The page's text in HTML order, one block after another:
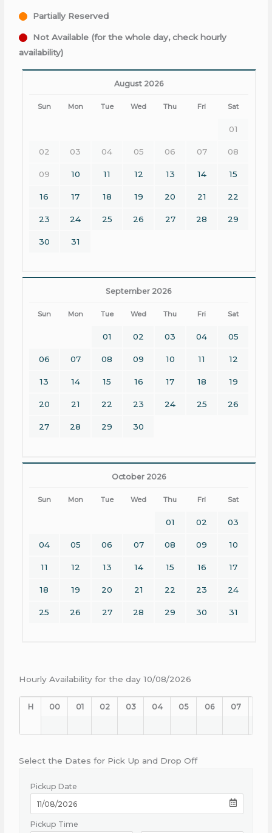
Partially Reserved
Not Available (for the whole day, check hourly
availability)
August 2026
Sun Mon Tue Wed Thu Fri Sat
01
02 03 04 05 06 07 08
09 10 11 12 13 14 15
16 17 18 19 20 21 22
23 24 25 26 27 28 29
30 31
September 2026
Sun Mon Tue Wed Thu Fri Sat
01 02 03 04 05
06 07 08 09 10 11 12
13 14 15 16 17 18 19
20 21 22 23 24 25 26
27 28 29 30
October 2026
Sun Mon Tue Wed Thu Fri Sat
01 02 03
04 05 06 07 08 09 10
11 12 13 14 15 16 17
18 19 20 21 22 23 24
25 26 27 28 29 30 31
Hourly Availability for the day 10/08/2026
H 00 01 02 03 04 05 06 07
Select the Dates for Pick Up and Drop Off
Pickup Date
Pickup Time